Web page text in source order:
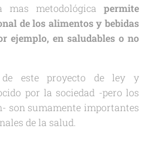
metodológica permite
de los alimentos y bebidas
ejemplo, en saludables o no
este proyecto de ley y
por la sociedad -pero los
son sumamente importantes
de la salud.